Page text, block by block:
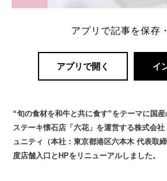
アプリで記事を保存
アプリで開く イ
“旬の食材を和牛と共に食す”をテーマに国
ステーキ懐石店「六花」を運営する株式会
ュニティ（本社：東京都港区六本木 代表取
度店舗入口とHPをリニューアルしました。